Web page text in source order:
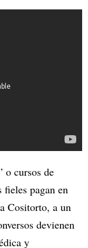
o cursos de
pagan en
Cositorto, a un
devienen
y